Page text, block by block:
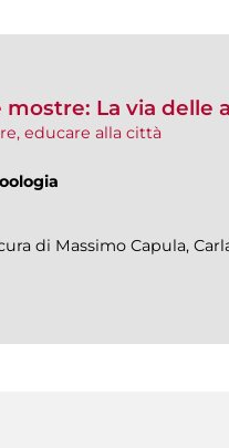
mostre: La via delle
educare alla città
di Massimo Capula,